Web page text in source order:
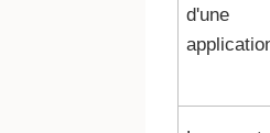
d'une